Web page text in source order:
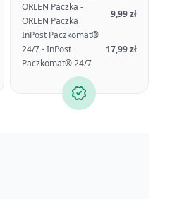
ORLEN Paczka -
ORLEN Paczka
9,99 zł
InPost Paczkomat®
24/7 - InPost
Paczkomat® 24/7
17,99 zł